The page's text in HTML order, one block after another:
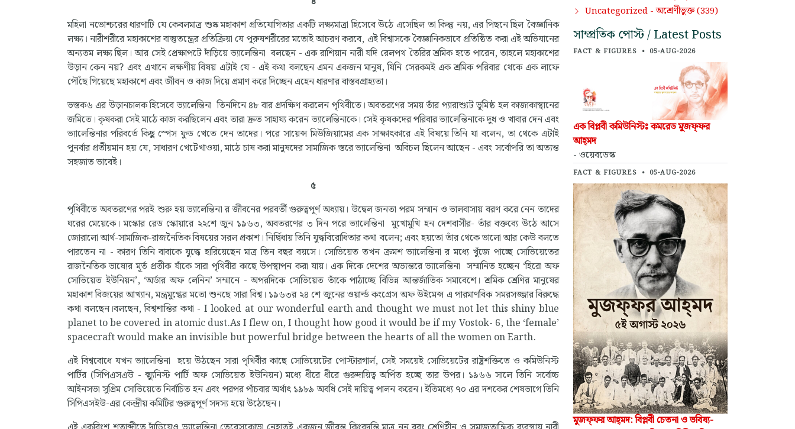
মহিলা নভোশ্চরের ধারণাটি যে কেবলমাত্র শুষ্ক মহাকাশ প্রতিযোগিতার একটি লক্ষ্যমাত্রা হিসেবে উঠে এসেছিল তা কিন্তু নয়, এর পিছনে ছিল বৈজ্ঞানিক
লক্ষ্য। নারীশরীরে মহাকাশের বাস্তুতন্ত্রের প্রতিক্রিয়া যে পুরুষশরীরের মতোই আচরণ করবে, এই বিশ্বাসকে বৈজ্ঞানিকভাবে প্রতিষ্ঠিত করা এই অভিযানের
অন্যতম লক্ষ্য ছিল। আর সেই প্রেক্ষাপটে দাঁড়িয়ে ভ্যালেন্তিনা বলছেন - এক রাশিয়ান নারী যদি রেলপথ তৈরির শ্রমিক হতে পারেন, তাহলে মহাকাশের
উড়ান কেন নয়? এবং এখানে লক্ষণীয় বিষয় এটাই যে - এই কথা বলছেন এমন একজন মানুষ, যিনি সেরকমই এক শ্রমিক পরিবার থেকে এক লাফে
পৌঁছে গিয়েছে মহাকাশে এবং জীবন ও কাজ দিয়ে প্রমাণ করে দিচ্ছেন এহেন ধারণার বাস্তবগ্রাহ্যতা।
ভস্তক৬ এর উড়ানচালক হিসেবে ভ্যালেন্তিনা তিনদিনে ৪৮ বার প্রদক্ষিণ করলেন পৃথিবীতে। অবতরণের সময় তাঁর প্যারাশ্যুট ভূমিষ্ঠ হল কাজাকাস্থানের
জমিতে। কৃষকরা সেই মাঠে কাজ করছিলেন এবং তারা দ্রুত সাহায্য করেন ভ্যালেন্তিনাকে। সেই কৃষকদের পরিবার ভ্যালেন্তিনাকে দুধ ও খাবার দেন এবং
ভ্যালেন্তিনার পরিবর্তে কিছু স্পেস ফুড খেতে দেন তাদের। পরে সায়েন্স মিউজিয়ামের এক সাক্ষাৎকারে এই বিষয়ে তিনি যা বলেন, তা থেকে এটাই
পুনর্বার প্রতীয়মান হয় যে, সাধারণ খেটেখাওয়া, মাঠে চাষ করা মানুষদের সামাজিক স্তরে ভ্যালেন্তিনা অবিচল ছিলেন আছেন - এবং সর্বোপরি তা অত্যন্ত
সহজাত ভাবেই।
৫
পৃথিবীতে অবতরণের পরই শুরু হয় ভ্যালেন্তিনা র জীবনের পরবর্তী গুরুত্বপূর্ণ অধ্যায়। উদ্বেল জনতা পরম সম্মান ও ভালবাসায় বরণ করে নেন তাদের
ঘরের মেয়েকে। মস্কোর রেড স্কোয়ারে ২২শে জুন ১৯৬৩, অবতরণের ৩ দিন পরে ভ্যালেন্তিনা মুখোমুখি হন দেশবাসীর- তাঁর বক্তব্যে উঠে আসে
জোরালো আর্থ-সামাজিক-রাজনৈতিক বিষয়ের সরল প্রকাশ। নির্দ্বিধায় তিনি যুদ্ধবিরোধিতার কথা বলেন; এবং হয়তো তাঁর থেকে ভালো আর কেউ বলতে
পারতেন না - কারণ তিনি বাবাকে যুদ্ধে হারিয়েছেন মাত্র তিন বছর বয়সে। সোভিয়েত তখন ক্রমশ ভ্যালেন্তিনা র মধ্যে খুঁজে পাচ্ছে সোভিয়েতের
রাজনৈতিক ভাষ্যের মূর্ত প্রতীক যাঁকে সারা পৃথিবীর কাছে উপস্থাপন করা যায়। এক দিকে দেশের অভ্যন্তরে ভ্যালেন্তিনা সম্মানিত হচ্ছেন ‘হিরো অফ
সোভিয়েত ইউনিয়ন’, ‘অর্ডার অফ লেনিন’ সম্মানে - অপরদিকে সোভিয়েত তাঁকে পাঠাচ্ছে বিভিন্ন আন্তর্জাতিক সমাবেশে। শ্রমিক শ্রেণির মানুষের
মহাকাশ বিজয়ের আখ্যান, মন্ত্রমুগ্ধের মতো শুনছে সারা বিশ্ব। ১৯৬৩র ২৪ শে জুনের ওয়ার্ল্ড কংগ্রেস অফ উইমেন্স এ পারমাণবিক সমরসজ্জার বিরুদ্ধে
কথা বলছেন।বলছেন, বিশ্বশান্তির কথা - I looked at our wonderful earth and thought we must not let this shiny blue
planet to be covered in atomic dust.As I flew on, I thought how good it would be if my Vostok- 6, the ‘female’
spacecraft would make an invisible but powerful bridge between the hearts of all the women on Earth.
এই বিশ্ববোধে যখন ভ্যালেন্তিনা হয়ে উঠছেন সারা পৃথিবীর কাছে সোভিয়েটের পোস্টারগার্ল, সেই সময়েই সোভিয়েটের রাষ্ট্রশক্তিতে ও কমিউনিস্ট
পার্টির (সিপিএসএউ - ক্ম্যুনিস্ট পার্টি অফ সোভিয়েত ইউনিয়ন) মধ্যে ধীরে ধীরে গুরুদায়িত্ব অর্পিত হচ্ছে তার উপর। ১৯৬৬ সালে তিনি সর্বোচ্চ
আইনসভা সুপ্রিম সোভিয়েতে নির্বাচিত হন এবং পরপর পাঁচবার অর্থাৎ ১৯৮৯ অবধি সেই দায়িত্ব পালন করেন। ইতিমধ্যে ৭০ এর দশকের শেষভাগে তিনি
সিপিএসইউ-এর কেন্দ্রীয় কমিটির গুরুত্বপূর্ণ সদস্য হয়ে উঠেছেন।
Uncategorized -অশ্রেণীভুক্ত(339)
সাম্প্রতিক পোস্ট / Latest Posts
FACT & FIGURES • 05-AUG-2026
এক বিপ্লবী কমিউনিস্টঃ কমরেড মুজফ্‌ফর
আহ্‌মদ
- ওয়েবডেস্ক
FACT & FIGURES • 05-AUG-2026
মুজফ্‌ফর আহ্‌মদ: বিপ্লবী চেতনা ও ভবিষ্য-